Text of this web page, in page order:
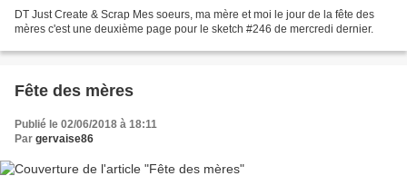
DT Just Create & Scrap Mes soeurs, ma mère et moi le jour de la fête des
mères c'est une deuxième page pour le sketch #246 de mercredi dernier.
Fête des mères
Publié le 02/06/2018 à 18:11
Par gervaise86